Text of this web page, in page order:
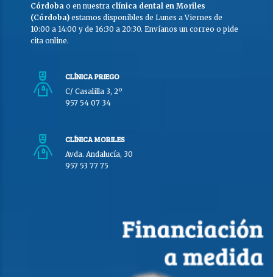
Córdoba o en nuestra clínica dental en Moriles
(Córdoba) estamos disponibles de Lunes a Viernes de
10:00 a 14:00 y de 16:30 a 20:30. Envíanos un correo o pide
cita online.
CLÍNICA PRIEGO
C/ Casalilla 3, 2º
957 54 07 34
CLÍNICA MORILES
Avda. Andalucía, 30
957 53 77 75